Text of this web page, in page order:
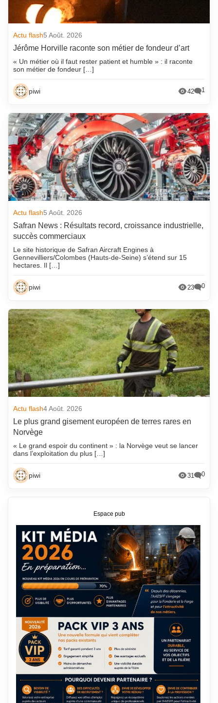
Actu flash5 Août. 2026
Jérôme Horville raconte son métier de fondeur d’art
« Un métier où il faut rester patient et humble » : il raconte
son métier de fondeur […]
piwi 42 1
Actu flash5 Août. 2026
Safran News : Résultats record, croissance industrielle,
succès commerciaux
Le site historique de Safran Aircraft Engines à
Gennevilliers/Colombes (Hauts-de-Seine) s’étend sur 15
hectares. Il […]
piwi 23 0
Actu flash4 Août. 2026
Le plus grand gisement européen de terres rares en
Norvège
« Le grand espoir du continent » : la Norvège veut se lancer
dans l’exploitation du plus […]
piwi 31 0
Espace pub